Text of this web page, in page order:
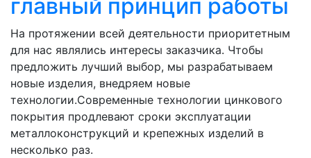
главный принцип работы
На протяжении всей деятельности приоритетным
для нас являлись интересы заказчика. Чтобы
предложить лучший выбор, мы разрабатываем
новые изделия, внедряем новые
технологии.Современные технологии цинкового
покрытия продлевают сроки эксплуатации
металлоконструкций и крепежных изделий в
несколько раз.